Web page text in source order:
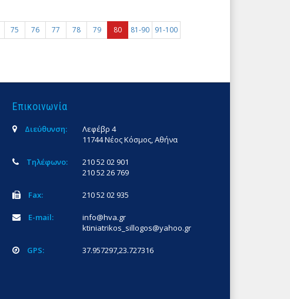
75 76 77 78 79 80 81-90
91-100
Επικοινωνία
Διεύθυνση:
Λεφέβρ 4
11744 Νέος Κόσμος, Αθήνα
Τηλέφωνο:
210 52 02 901
210 52 26 769
Fax: 210 52 02 935
E-mail:
info@hva.gr
ktiniatrikos_sillogos@yahoo.gr
GPS: 37.957297,23.727316